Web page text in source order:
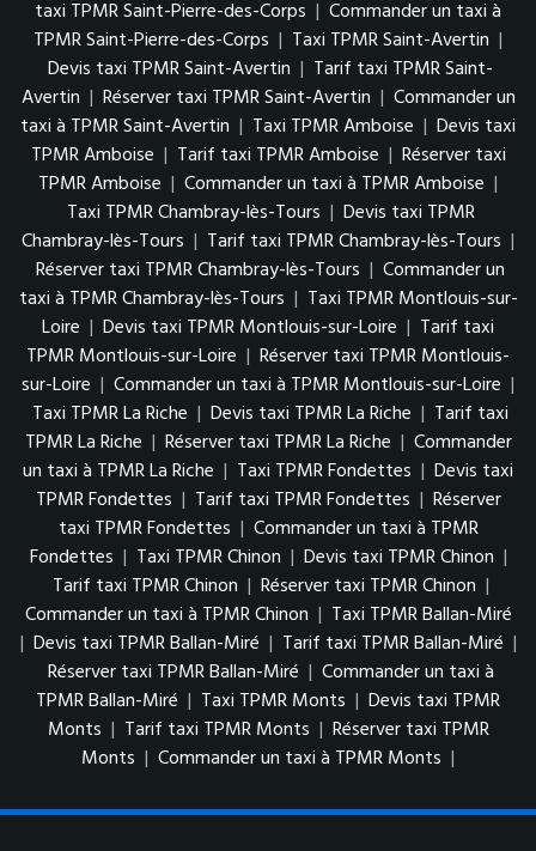
taxi TPMR Saint-Pierre-des-Corps | Commander un taxi à
TPMR Saint-Pierre-des-Corps | Taxi TPMR Saint-Avertin |
Devis taxi TPMR Saint-Avertin | Tarif taxi TPMR Saint-
Avertin | Réserver taxi TPMR Saint-Avertin | Commander un
taxi à TPMR Saint-Avertin | Taxi TPMR Amboise | Devis taxi
TPMR Amboise | Tarif taxi TPMR Amboise | Réserver taxi
TPMR Amboise | Commander un taxi à TPMR Amboise |
Taxi TPMR Chambray-lès-Tours | Devis taxi TPMR
Chambray-lès-Tours | Tarif taxi TPMR Chambray-lès-Tours |
Réserver taxi TPMR Chambray-lès-Tours | Commander un
taxi à TPMR Chambray-lès-Tours | Taxi TPMR Montlouis-sur-
Loire | Devis taxi TPMR Montlouis-sur-Loire | Tarif taxi
TPMR Montlouis-sur-Loire | Réserver taxi TPMR Montlouis-
sur-Loire | Commander un taxi à TPMR Montlouis-sur-Loire |
Taxi TPMR La Riche | Devis taxi TPMR La Riche | Tarif taxi
TPMR La Riche | Réserver taxi TPMR La Riche | Commander
un taxi à TPMR La Riche | Taxi TPMR Fondettes | Devis taxi
TPMR Fondettes | Tarif taxi TPMR Fondettes | Réserver
taxi TPMR Fondettes | Commander un taxi à TPMR
Fondettes | Taxi TPMR Chinon | Devis taxi TPMR Chinon |
Tarif taxi TPMR Chinon | Réserver taxi TPMR Chinon |
Commander un taxi à TPMR Chinon | Taxi TPMR Ballan-Miré
| Devis taxi TPMR Ballan-Miré | Tarif taxi TPMR Ballan-Miré |
Réserver taxi TPMR Ballan-Miré | Commander un taxi à
TPMR Ballan-Miré | Taxi TPMR Monts | Devis taxi TPMR
Monts | Tarif taxi TPMR Monts | Réserver taxi TPMR
Monts | Commander un taxi à TPMR Monts |